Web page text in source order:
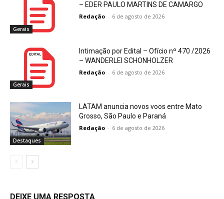
Gerais
– EDER PAULO MARTINS DE CAMARGO
Redação - 6 de agosto de 2026
Gerais
Intimação por Edital – Ofício nº 470 /2026
– WANDERLEI SCHONHOLZER
Redação - 6 de agosto de 2026
Destaques
LATAM anuncia novos voos entre Mato
Grosso, São Paulo e Paraná
Redação - 6 de agosto de 2026
DEIXE UMA RESPOSTA